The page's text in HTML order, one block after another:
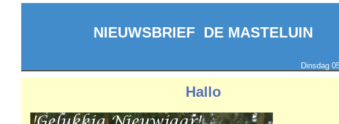
NIEUWSBRIEF DE MASTELUIN
Dinsdag
Hallo